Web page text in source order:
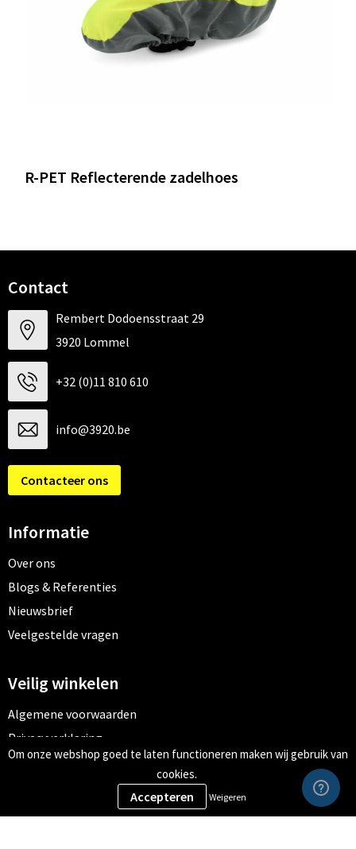
R-PET Reflecterende zadelhoes
Contact
Rembert Dodoensstraat 29
3920 Lommel
+32 (0)11 810 610
info@3920.be
Contacteer ons
Informatie
Over ons
Blogs & Referenties
Nieuwsbrief
Veelgestelde vragen
Veilig winkelen
Algemene voorwaarden
Privacyverklaring
Cookiebeleid
Om onze webshop goed te laten functioneren maken wij gebruik van
cookies.
Weigeren